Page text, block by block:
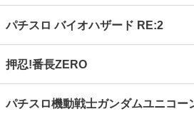
パチスロ バイオハザード RE:2
押忍!番長ZERO
パチスロ機動戦士ガンダムユニコー